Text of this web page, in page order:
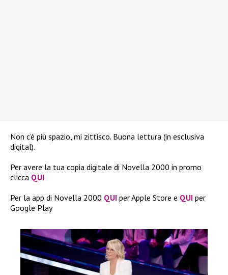
Non c’è più spazio, mi zittisco. Buona lettura (in esclusiva
digital).
Per avere la tua copia digitale di Novella 2000 in promo
clicca QUI
Per la app di Novella 2000 QUI per Apple Store e QUI per
Google Play